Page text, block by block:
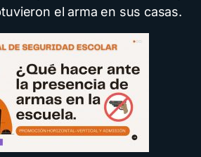
el arma en sus casas.